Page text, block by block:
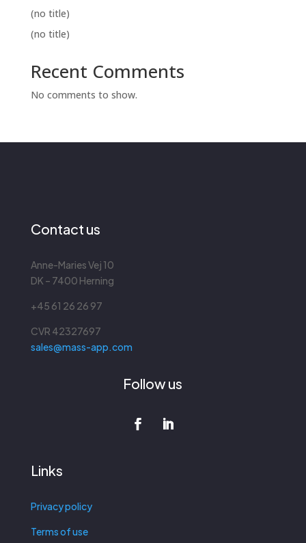
(no title)
(no title)
Recent Comments
No comments to show.
Contact us
Anne-Maries Vej 10
DK – 7400 Herning
+45 61 26 26 97
CVR 42327697
sales@mass-app.com
Follow us
Links
Privacy policy
Terms of use